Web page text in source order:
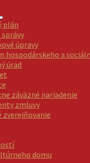
plán
správy
úpravy
hospodárskeho a
úrad
záväzné nariadenie
zmluvy
zverejňovanie
domu